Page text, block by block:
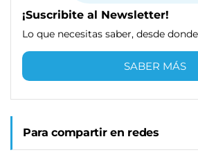
¡Suscribite al Newsletter!
Lo que necesitas saber, desde
SABER MÁS
Para compartir en redes